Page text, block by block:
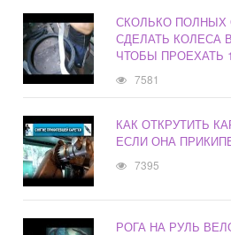
СКОЛЬКО
СДЕЛАТЬ КОЛЕСА
ЧТОБЫ ПРОЕХАТЬ
7581
КАК ОТКРУТИТЬ
ЕСЛИ ОНА
7395
РОГА НА РУЛЬ